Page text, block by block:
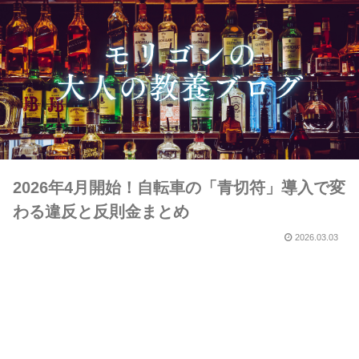
2026年4月開始！自転車の「青切符」導入で変
わる違反と反則金まとめ
2026.03.03